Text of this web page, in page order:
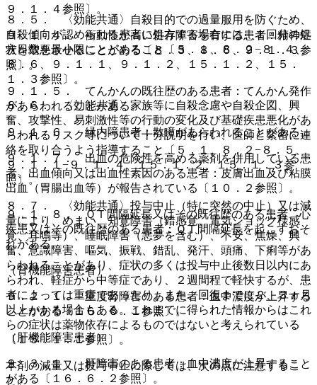
９．１．４参照〕。
９．１．４． 衝動性が高い併存障害を有する患者：精神症
状を増悪させることがある〔８．３、８．６、９．１．３参
照〕。
９．１．５． てんかんの既往歴のある患者：てんかん発作
があらわれることがある。
９．１．６． 緑内障患者：散瞳があらわれることがある。
９．１．７． 出血の危険性を高める薬剤を併用している患
者、出血傾向又は出血性素因のある患者：皮膚出血及び粘膜
出血（胃腸出血等）が報告されている〔１０．２参照〕。
９．１．８． ＱＴ間隔延長又はその既往歴のある患者、心
疾患又はその既往歴のある患者：ＱＴ間隔延長を起こすおそ
れがある。
（腎機能障害患者）
９．２．１． 重度腎障害のある患者：血中濃度が上昇する
ことがある〔１６．６．１参照〕。
（肝機能障害患者）
９．３．１． 肝障害のある患者：血中濃度が上昇すること
がある〔１６．６．２参照〕。
８．５． 〈効能共通〉自殺目的での過量服用を防ぐため、
自殺傾向が認められる患者に処方する場合には、１回分の処
方日数を最小限にとどめること〔５．１、８．２−８．４、
８．６、９．１．１、９．１．２、１５．１．２、１５．
１．３参照〕。
８．６． 〈効能共通〉家族等に自殺念慮や自殺企図、興
奮、攻撃性、易刺激性等の行動の変化及び基礎疾患悪化があ
らわれるリスク等について十分説明を行い、医師と緊密に連
絡を取り合うよう指導すること〔５．１、８．２−８．５、
９．１．１−９．１．４、１５．１．２、１５．１．３参
照〕。
８．７． 〈効能共通〉投与中止（特に突然の中止）又は減
量により、めまい、知覚障害（錯感覚、電気ショック様感
覚、耳鳴等）、睡眠障害（悪夢を含む）、不安、焦燥、興
奮、意識障害、嘔気、振戦、錯乱、発汗、頭痛、下痢等があ
らわれることがあり、症状の多くは投与中止後数日以内にあ
らわれ、軽症から中等症であり、２週間程で軽快するが、患
者によっては重症であったり、また、回復までに２、３ヵ月
以上かかる場合もある。これまでに得られた情報からはこれ
らの症状は薬物依存によるものではないと考えられている
〔１５．１．１参照〕。
本剤の減量又は投与中止に際しては、次の点に注意するこ
と。